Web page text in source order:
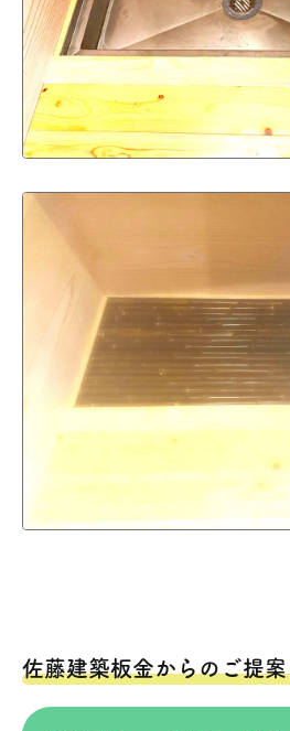
佐藤建築板金からのご提